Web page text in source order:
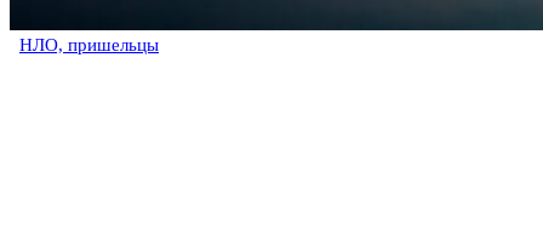
НЛО, пришельцы